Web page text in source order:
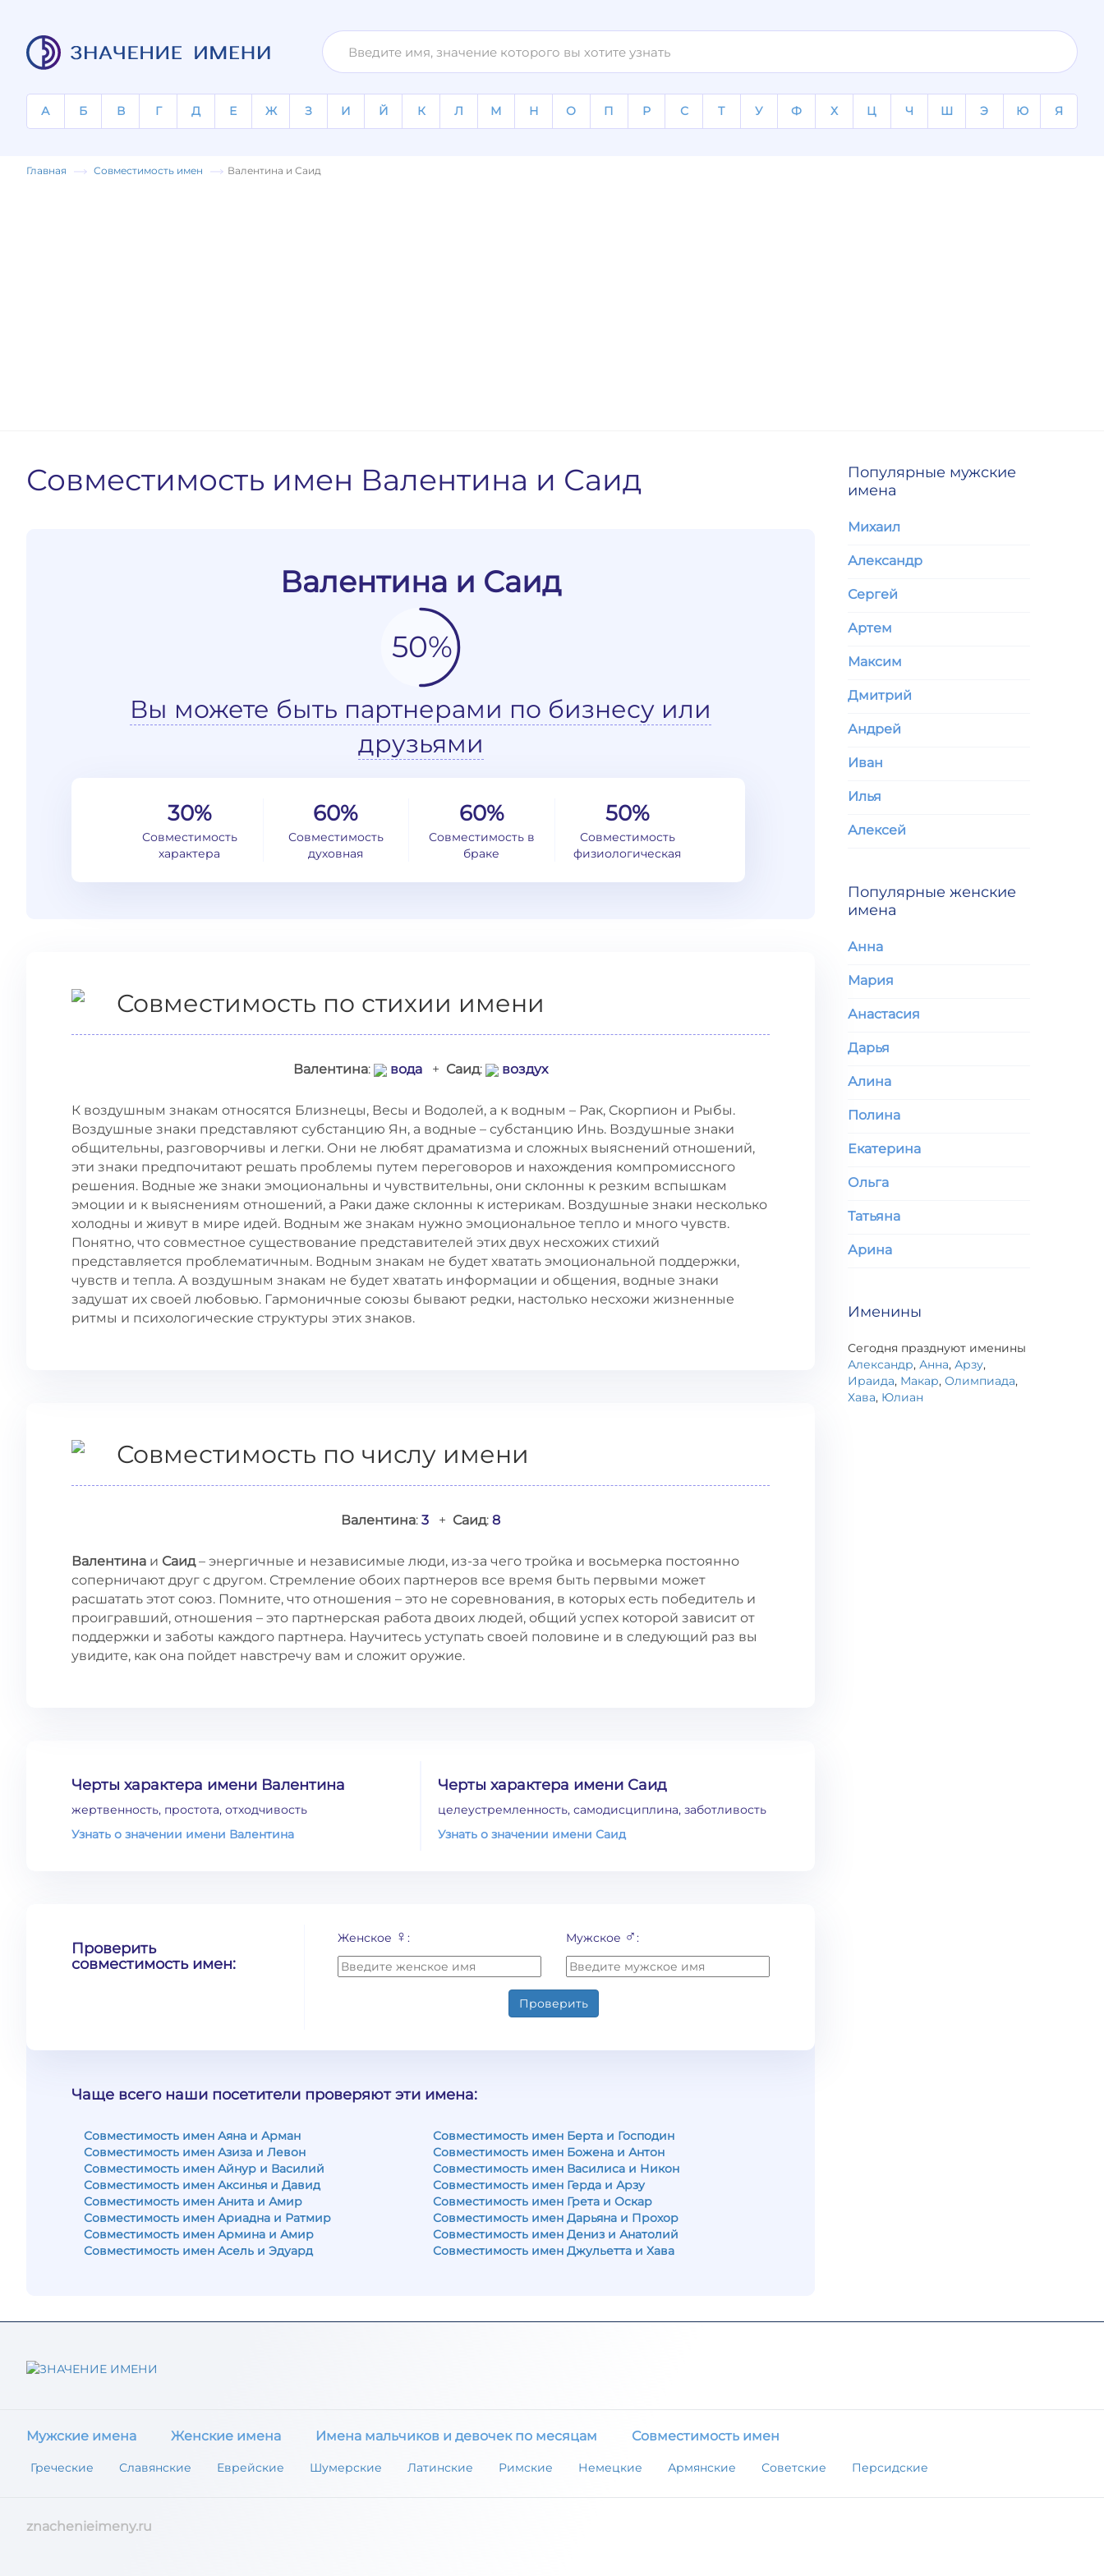
А Б В Г Д Е Ж З И Й К Л М Н О П Р С Т У Ф Х Ц Ч Ш Э Ю Я
Главная Совместимость имен Валентина и Саид
Совместимость имен Валентина и Саид
Валентина и Саид
50%
Вы можете быть партнерами по бизнесу или
друзьями
30%
Совместимость
характера
60%
Совместимость
духовная
60%
Совместимость в
браке
50%
Совместимость
физиологическая
Совместимость по стихии имени
Валентина: вода + Саид: воздух
К воздушным знакам относятся Близнецы, Весы и Водолей, а к водным – Рак, Скорпион и Рыбы.
Воздушные знаки представляют субстанцию Ян, а водные – субстанцию Инь. Воздушные знаки
общительны, разговорчивы и легки. Они не любят драматизма и сложных выяснений отношений,
эти знаки предпочитают решать проблемы путем переговоров и нахождения компромиссного
решения. Водные же знаки эмоциональны и чувствительны, они склонны к резким вспышкам
эмоции и к выяснениям отношений, а Раки даже склонны к истерикам. Воздушные знаки несколько
холодны и живут в мире идей. Водным же знакам нужно эмоциональное тепло и много чувств.
Понятно, что совместное существование представителей этих двух несхожих стихий
представляется проблематичным. Водным знакам не будет хватать эмоциональной поддержки,
чувств и тепла. А воздушным знакам не будет хватать информации и общения, водные знаки
задушат их своей любовью. Гармоничные союзы бывают редки, настолько несхожи жизненные
ритмы и психологические структуры этих знаков.
Совместимость по числу имени
Валентина: 3 + Саид: 8
Валентина и Саид– энергичные и независимые люди, из-за чего тройка и восьмерка постоянно
соперничают друг с другом. Стремление обоих партнеров все время быть первыми может
расшатать этот союз. Помните, что отношения – это не соревнования, в которых есть победитель и
проигравший, отношения – это партнерская работа двоих людей, общий успех которой зависит от
поддержки и заботы каждого партнера. Научитесь уступать своей половине и в следующий раз вы
увидите, как она пойдет навстречу вам и сложит оружие.
Черты характера имени Валентина
жертвенность, простота, отходчивость
Узнать о значении имени Валентина
Черты характера имени Саид
целеустремленность, самодисциплина, заботливость
Узнать о значении имени Саид
Проверить
совместимость имен:
Женское ♀: Мужское ♂:
Проверить
Чаще всего наши посетители проверяют эти имена:
Совместимость имен Аяна и Арман
Совместимость имен Азиза и Левон
Совместимость имен Айнур и Василий
Совместимость имен Аксинья и Давид
Совместимость имен Анита и Амир
Совместимость имен Ариадна и Ратмир
Совместимость имен Армина и Амир
Совместимость имен Асель и Эдуард
Совместимость имен Берта и Господин
Совместимость имен Божена и Антон
Совместимость имен Василиса и Никон
Совместимость имен Герда и Арзу
Совместимость имен Грета и Оскар
Совместимость имен Дарьяна и Прохор
Совместимость имен Дениз и Анатолий
Совместимость имен Джульетта и Хава
Популярные мужские
имена
Михаил
Александр
Сергей
Артем
Максим
Дмитрий
Андрей
Иван
Илья
Алексей
Популярные женские
имена
Анна
Мария
Анастасия
Дарья
Алина
Полина
Екатерина
Ольга
Татьяна
Арина
Именины
Сегодня празднуют именины
Александр, Анна, Арзу,
Ираида, Макар, Олимпиада,
Хава, Юлиан
Мужские имена Женские имена Имена мальчиков и девочек по месяцам Совместимость имен
Греческие Славянские Еврейские Шумерские Латинские Римские Немецкие Армянские Советские Персидские
znachenieimeny.ru